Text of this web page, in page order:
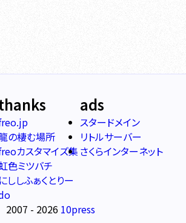
の棲む場所
カスタマイズ集
色ミツバチ
にししふぁくとりー
ads
スタードメイン
リトルサーバー
さくらインターネット
2007 - 2026 10press